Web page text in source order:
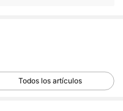
Todos los artículos